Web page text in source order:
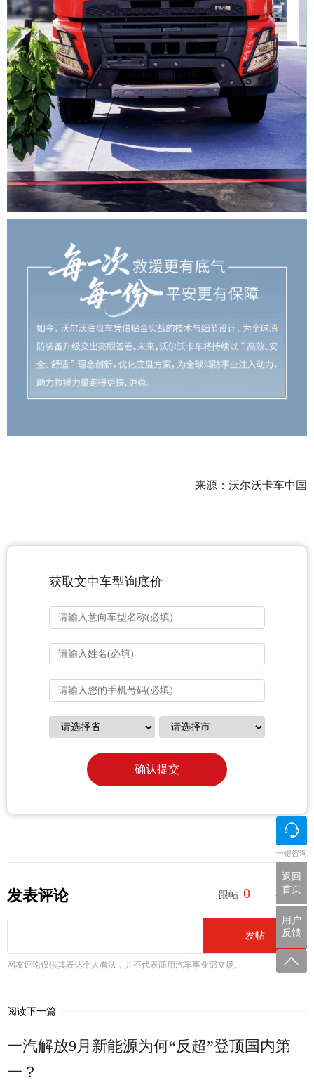
来源：沃尔沃卡车中国
获取文中车型询底价
确认提交
发表评论 跟帖 0 参与 0
发帖
网友评论仅供其表达个人看法，并不代表商用汽车事业部立场。
阅读下一篇
一汽解放9月新能源为何“反超”登顶国内第
一？
一键咨询
返回
首页
用户
反馈